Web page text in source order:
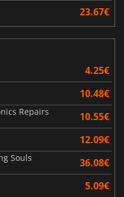
23.67€
4.25€
10.48€
Repairs 10.55€
12.09€
Souls 36.08€
5.09€